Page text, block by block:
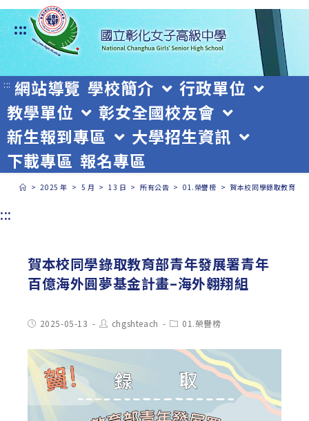
跳
轉
至
主
要
內
容
:::
::: 網站導覽 學校簡介
行政單位
教學單位
彰女全國校友會
新生報到專區
大學招生資訊
下載專區 報名專區
> 2025 年 > 5 月 > 13 日 > 所有公告 > 01.榮譽榜 > 賀本校同學錄取教育部
:::
賀本校同學錄取教育部青年發展署青年
百億海外圓夢基金計畫–海外翱翔組
Post2025-05-13
Post
author:
chgshteach
Post01.榮譽榜